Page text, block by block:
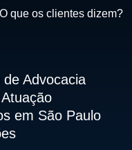
O que os clientes dizem?
Advocacia
em São Paulo